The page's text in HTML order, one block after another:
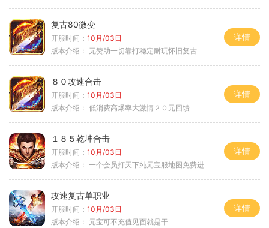
复古80微变
开服时间： 10月/03日
版本介绍： 无赞助一切靠打稳定耐玩怀旧复古
详情
８０攻速合击
开服时间： 10月/03日
版本介绍： 低消费高爆率大激情２０元回馈
详情
１８５乾坤合击
开服时间： 10月/03日
版本介绍： 一个会员打天下纯元宝服地图免费进
详情
攻速复古单职业
开服时间： 10月/03日
版本介绍： 元宝可不充值见面就是干
详情